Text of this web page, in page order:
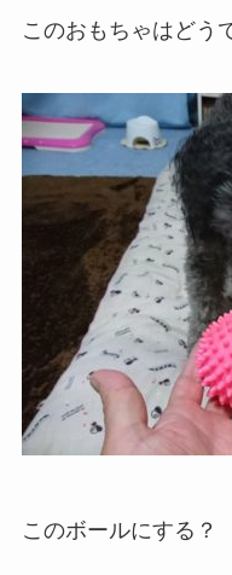
このおもちゃはどう
このボールにする？